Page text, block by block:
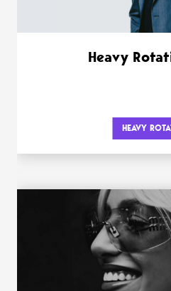
Heavy
HEAVY